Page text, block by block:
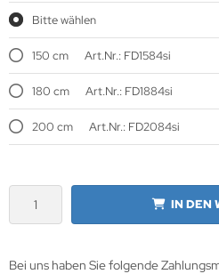
Bitte wählen
150 cm Art.Nr.: FD1584si
180 cm Art.Nr.: FD1884si
200 cm Art.Nr.: FD2084si
IN DEN
Bei uns haben Sie folgende
GmbH